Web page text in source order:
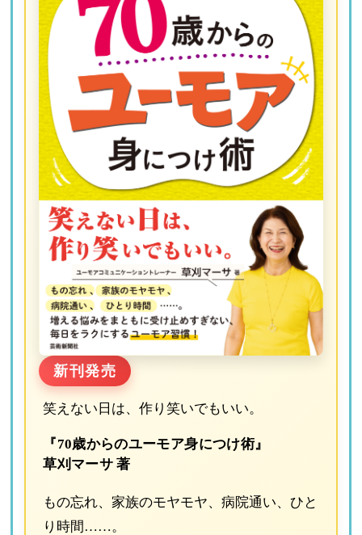
新刊発売
笑えない日は、作り笑いでもいい。
『70歳からのユーモア身につけ術』
草刈マーサ 著
もの忘れ、家族のモヤモヤ、病院通い、ひと
り時間……。